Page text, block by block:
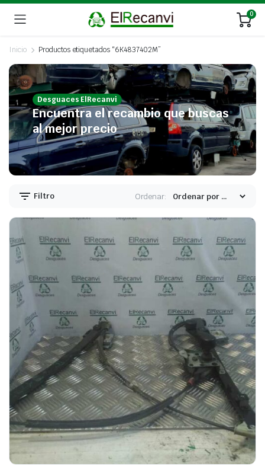
0
Inicio Productos etiquetados “6K4837402M”
Desguaces ElRecanvi
Encuentra el recambio que buscas
al mejor precio
Filtro Ordenar: